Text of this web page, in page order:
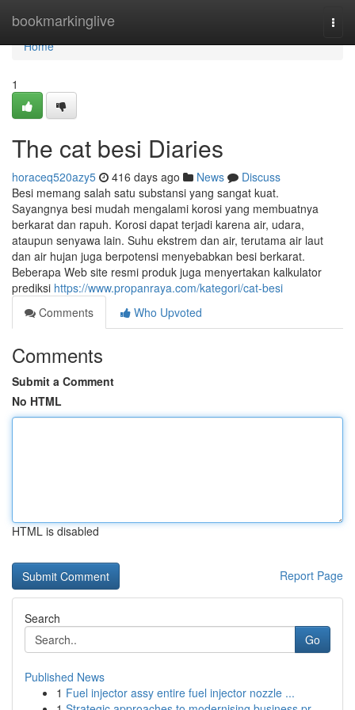
bookmarkinglive
Home
Home
1
The cat besi Diaries
horaceq520azy5 416 days ago News
Discuss
Besi memang salah satu substansi yang sangat kuat.
Sayangnya besi mudah mengalami korosi yang membuatnya
berkarat dan rapuh. Korosi dapat terjadi karena air, udara,
ataupun senyawa lain. Suhu ekstrem dan air, terutama air laut
dan air hujan juga berpotensi menyebabkan besi berkarat.
Beberapa Web site resmi produk juga menyertakan kalkulator
prediksi https://www.propanraya.com/kategori/cat-besi
Comments
Who Upvoted
Comments
Submit a Comment
No HTML
HTML is disabled
Report Page
Search
Go
Published News
1 Fuel injector assy entire fuel injector nozzle ...